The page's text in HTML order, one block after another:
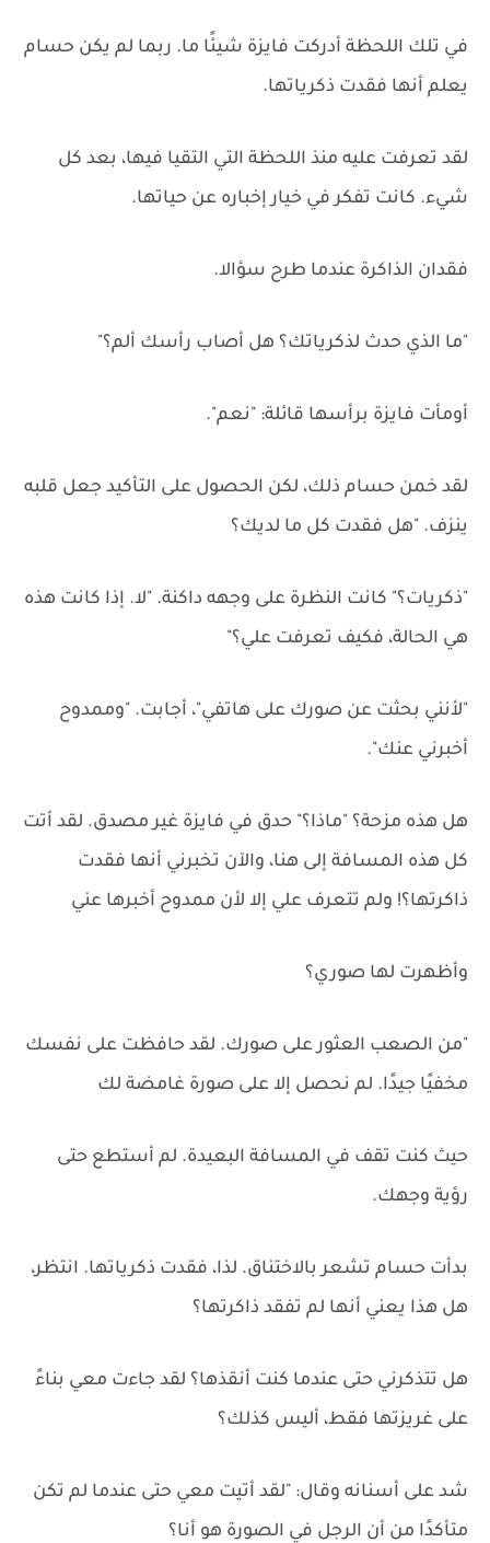
في تلك اللحظة أدركت فايزة شيئًا ما. ربما لم يكن حسام
يعلم أنها فقدت ذكرياتها.
لقد تعرفت عليه منذ اللحظة التي التقيا فيها، بعد كل
شيء. كانت تفكر في خيار إخباره عن حياتها.
فقدان الذاكرة عندما طرح سؤالا.
"ما الذي حدث لذكرياتك؟ هل أصاب رأسك ألم؟"
أومأت فايزة برأسها قائلة: "نعم".
لقد خمن حسام ذلك، لكن الحصول على التأكيد جعل قلبه
ينزف. "هل فقدت كل ما لديك؟
"ذكريات؟" كانت النظرة على وجهه داكنة. "لا. إذا كانت هذه
هي الحالة، فكيف تعرفت علي؟"
"لأنني بحثت عن صورك على هاتفي"، أجابت. "وممدوح
أخبرني عنك".
هل هذه مزحة؟ "ماذا؟" حدق في فايزة غير مصدق. لقد أتت
كل هذه المسافة إلى هنا، والآن تخبرني أنها فقدت
ذاكرتها؟! ولم تتعرف علي إلا لأن ممدوح أخبرها عني
وأظهرت لها صوري؟
"من الصعب العثور على صورك. لقد حافظت على نفسك
مخفيًا جيدًا. لم نحصل إلا على صورة غامضة لك
حيث كنت تقف في المسافة البعيدة. لم أستطع حتى
رؤية وجهك.
بدأت حسام تشعر بالاختناق. لذا، فقدت ذكرياتها. انتظر،
هل هذا يعني أنها لم تفقد ذاكرتها؟
هل تتذكرني حتى عندما كنت أنقذها؟ لقد جاءت معي بناءً
على غريزتها فقط، أليس كذلك؟
شد على أسنانه وقال: "لقد أتيت معي حتى عندما لم تكن
متأكدًا من أن الرجل في الصورة هو أنا؟